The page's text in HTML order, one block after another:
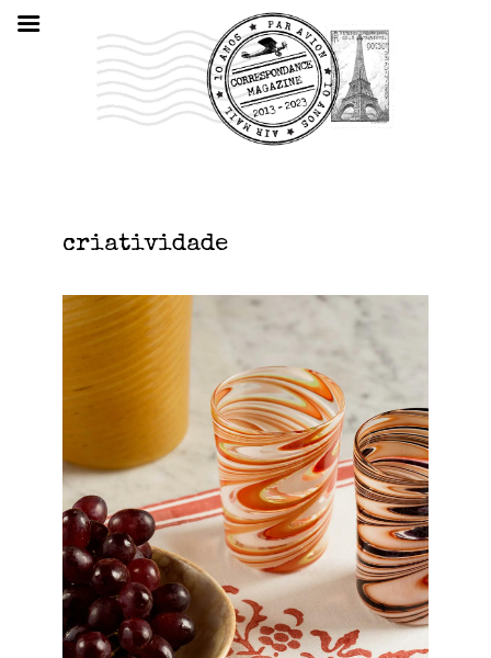
criatividade